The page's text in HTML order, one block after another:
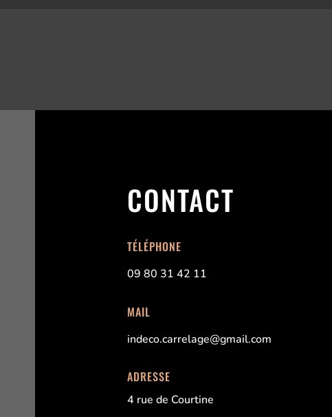
CONTACT
TÉLÉPHONE
09 80 31 42 11
MAIL
indeco.carrelage@gmail.com
ADRESSE
4 rue de Courtine